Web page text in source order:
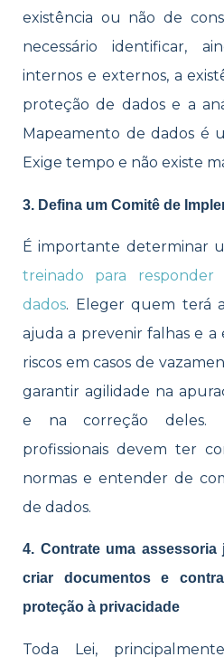
existência ou não de
necessário identificar,
internos e externos, a
proteção de dados e a
Mapeamento de dados é
Exige tempo e não existe
3. Defina um Comitê de
É importante determinar
treinado para
dados. Eleger quem terá
ajuda a prevenir falhas e
riscos em casos de
garantir agilidade na
e na correção deles.
profissionais devem ter
normas e entender de
de dados.
4. Contrate uma
criar documentos e
proteção à privacidade
Toda Lei,